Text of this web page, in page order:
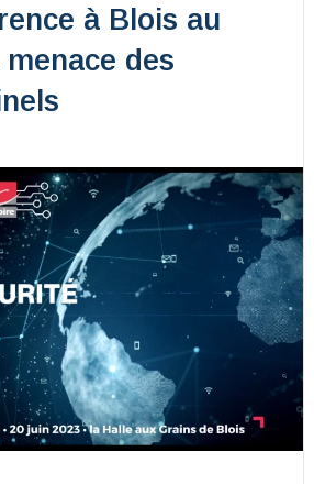
à Blois au
des